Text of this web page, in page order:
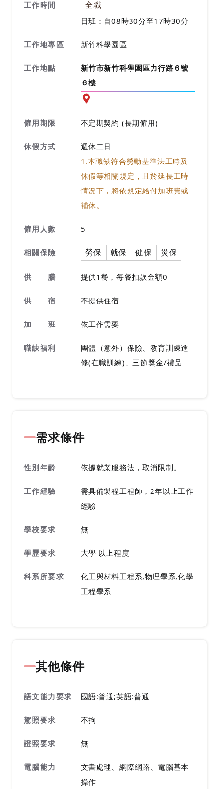
工作時間 全職
日班：自08時30分至17時30分
工作地專區 新竹科學園區
工作地點
新竹市新竹科學園區力行路６號
６樓
前往查看地圖
僱用期限 不定期契約 (長期僱用)
休假方式
週休二日
1.本職缺符合勞動基準法工時及
休假等相關規定，且於延長工時
情況下，將依規定給付加班費或
補休。
僱用人數 5
相關保險 勞保 就保 健保 災保
供 膳 提供1餐，每餐扣款金額0
供 宿 不提供住宿
加 班 依工作需要
職缺福利
團體（意外）保險、教育訓練進
修(在職訓練)、三節獎金/禮品
需求條件
性別年齡 依據就業服務法，取消限制。
工作經驗
需具備製程工程師，2年以上工作
經驗
學校要求 無
學歷要求 大學 以上程度
科系所要求
化工與材料工程系,物理學系,化學
工程學系
其他條件
語文能力要求 國語:普通;英語:普通
駕照要求 不拘
證照要求 無
電腦能力
文書處理、網際網路、電腦基本
操作